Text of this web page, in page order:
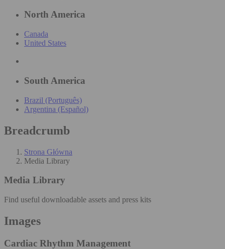
North America
Canada
United States
South America
Brazil (Português)
Argentina (Español)
Breadcrumb
Strona Główna
Media Library
Media Library
Find useful downloadable assets and press kits
Images
Cardiac Rhythm Management